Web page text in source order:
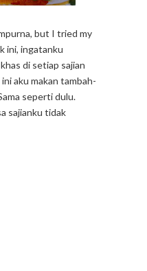
but I tried my
ini, ingatanku
di setiap sajian
aku makan tambah-
seperti dulu.
sajianku tidak